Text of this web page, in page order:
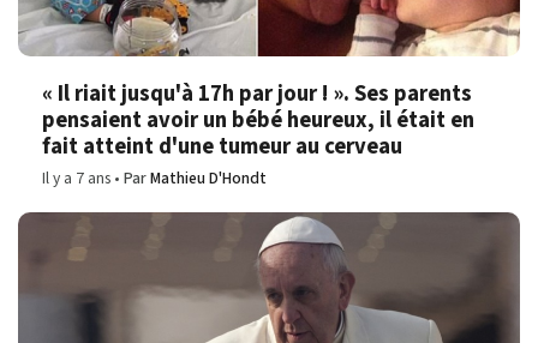
« Il riait jusqu'à 17h par jour ! ». Ses parents
pensaient avoir un bébé heureux, il était en
fait atteint d'une tumeur au cerveau
Il y a 7 ans ParMathieu D'Hondt